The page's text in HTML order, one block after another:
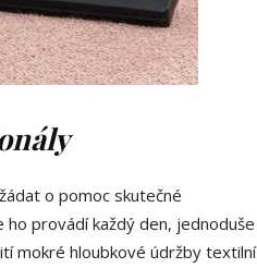
o pomoc skutečné
provádí každý den, jednoduše
mokré hloubkové údržby textilní